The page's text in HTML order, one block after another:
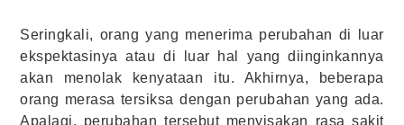
Seringkali, orang yang menerima perubahan di luar
ekspektasinya atau di luar hal yang diinginkannya
akan menolak kenyataan itu. Akhirnya, beberapa
orang merasa tersiksa dengan perubahan yang ada.
Apalagi, perubahan tersebut menyisakan rasa sakit